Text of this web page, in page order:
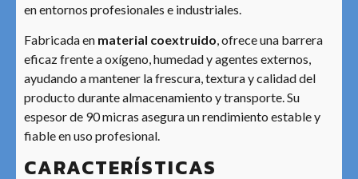
en entornos profesionales e industriales.
Fabricada en material coextruido, ofrece una barrera
eficaz frente a oxígeno, humedad y agentes externos,
ayudando a mantener la frescura, textura y calidad del
producto durante almacenamiento y transporte. Su
espesor de 90 micras asegura un rendimiento estable y
fiable en uso profesional.
CARACTERÍSTICAS